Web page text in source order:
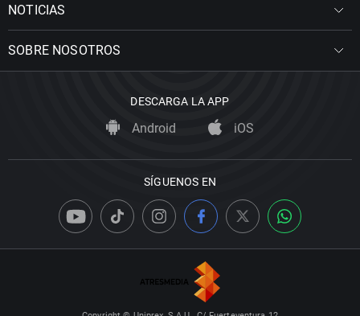
NOTICIAS
SOBRE NOSOTROS
DESCARGA LA APP
Android iOS
SÍGUENOS EN